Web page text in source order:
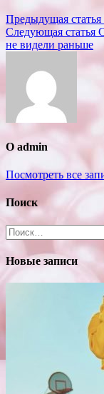
Навигация
по
Предыдущая статья
Следующая статья
не видели раньше
О admin
Посмотреть все
Поиск
Найти:
Новые записи